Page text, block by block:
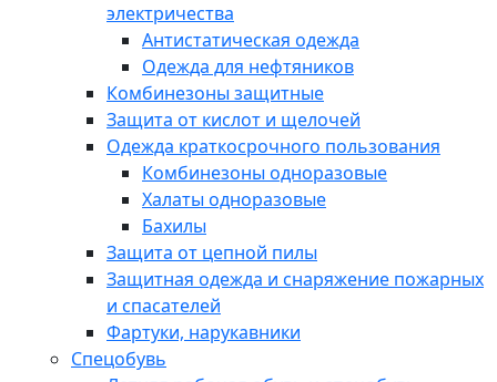
электричества
Антистатическая одежда
Одежда для нефтяников
Комбинезоны защитные
Защита от кислот и щелочей
Одежда краткосрочного пользования
Комбинезоны одноразовые
Халаты одноразовые
Бахилы
Защита от цепной пилы
Защитная одежда и снаряжение пожарных
и спасателей
Фартуки, нарукавники
Спецобувь